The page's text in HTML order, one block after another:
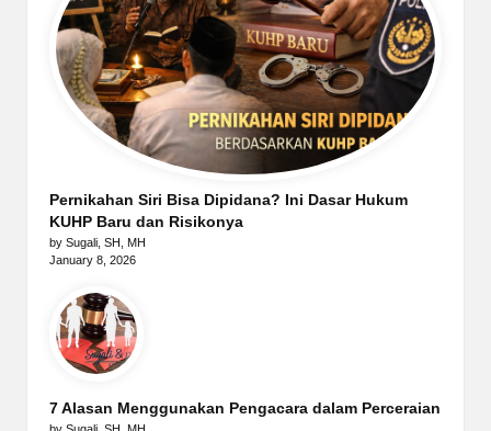
Pernikahan Siri Bisa Dipidana? Ini Dasar Hukum
KUHP Baru dan Risikonya
by Sugali, SH, MH
January 8, 2026
7 Alasan Menggunakan Pengacara dalam Perceraian